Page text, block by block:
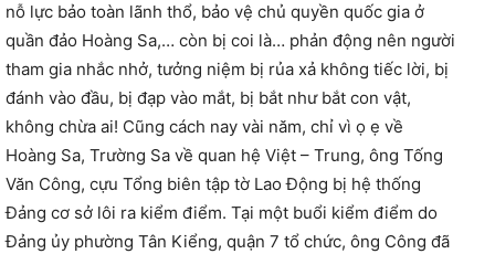
nỗ lực bảo toàn lãnh thổ, bảo vệ chủ quyền quốc gia ở
quần đảo Hoàng Sa,… còn bị coi là… phản động nên người
tham gia nhắc nhở, tưởng niệm bị rủa xả không tiếc lời, bị
đánh vào đầu, bị đạp vào mắt, bị bắt như bắt con vật,
không chừa ai! Cũng cách nay vài năm, chỉ vì ọ ẹ về
Hoàng Sa, Trường Sa về quan hệ Việt – Trung, ông Tống
Văn Công, cựu Tổng biên tập tờ Lao Động bị hệ thống
Đảng cơ sở lôi ra kiểm điểm. Tại một buổi kiểm điểm do
Đảng ủy phường Tân Kiểng, quận 7 tổ chức, ông Công đã